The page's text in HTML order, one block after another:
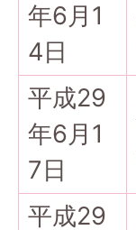
年6月1
4日
平成29
年6月1
7日
平成29